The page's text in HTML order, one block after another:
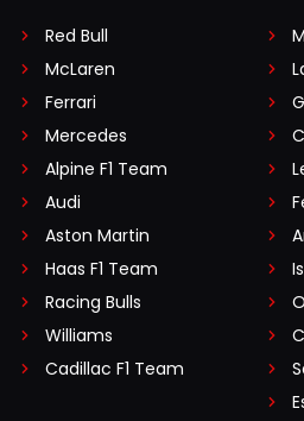
Red Bull
McLaren
Ferrari
Mercedes
Alpine F1 Team
Audi
Aston Martin
Haas F1 Team
Racing Bulls
Williams
Cadillac F1 Team